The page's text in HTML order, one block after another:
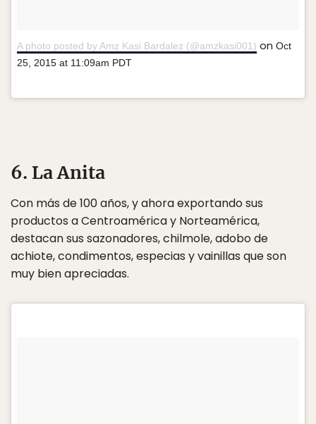
A photo posted by Amz Kasi Bardalez (@amzkasi001) on Oct
25, 2015 at 11:09am PDT
6. La Anita
Con más de 100 años, y ahora exportando sus
productos a Centroamérica y Norteamérica,
destacan sus sazonadores, chilmole, adobo de
achiote, condimentos, especias y vainillas que son
muy bien apreciadas.